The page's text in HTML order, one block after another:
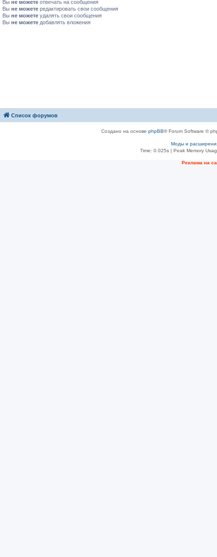
Вы не можете отвечать на сообщения
Вы не можете редактировать свои сообщения
Вы не можете удалять свои сообщения
Вы не можете добавлять вложения
Список форумов
Создано на основе phpBB® Forum Software ©
Моды и
Time: 0.025s| Peak Memory
Рeклама на